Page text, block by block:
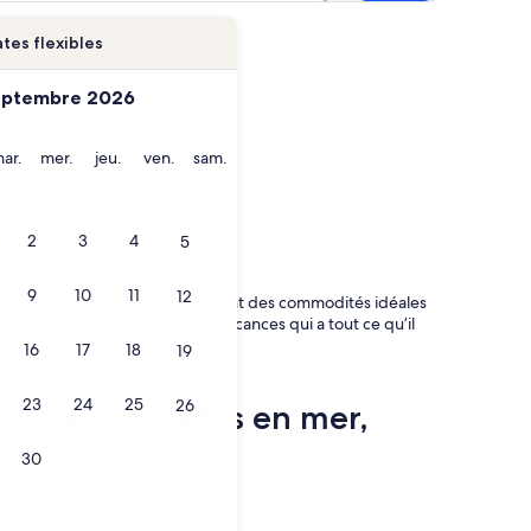
flexibles
2026
mardi
mer. mercredi
jeu. jeudiven. vendredi
sam.
2 3 4 5
9 10 11 12
16 17 18 19
23 24 25 26
30
à proximité
Les hébergements offrent des commodités idéales
une propriété de vacances qui a tout ce qu’il
promenades en mer,